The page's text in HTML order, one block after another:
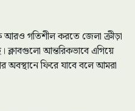
গতিশীল করতে জেলা ক্রীড়া
ক্লাবগুলো আন্তরিকভাবে এগিয়ে
ফিরে যাবে বলে আমরা